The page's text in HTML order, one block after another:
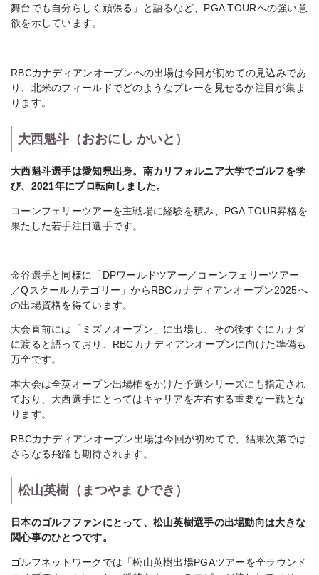
舞台でも自分らしく頑張る」と語るなど、PGA TOURへの強い意
欲を示しています。
RBCカナディアンオープンへの出場は今回が初めての見込みであ
り、北米のフィールドでどのようなプレーを見せるか注目が集ま
ります。
大西魁斗（おおにし かいと）
大西魁斗選手は愛知県出身。南カリフォルニア大学でゴルフを学
び、2021年にプロ転向しました。
コーンフェリーツアーを主戦場に経験を積み、PGA TOUR昇格を
果たした若手注目選手です。
金谷選手と同様に「DPワールドツアー／コーンフェリーツアー
／Qスクールカテゴリー」からRBCカナディアンオープン2025へ
の出場資格を得ています。
大会直前には「ミズノオープン」に出場し、その後すぐにカナダ
に渡ると語っており、RBCカナディアンオープンに向けた準備も
万全です。
本大会は全英オープン出場権をかけた予選シリーズにも指定され
ており、大西選手にとってはキャリアを左右する重要な一戦とな
ります。
RBCカナディアンオープン出場は今回が初めてで、結果次第では
さらなる飛躍も期待されます。
松山英樹（まつやま ひでき）
日本のゴルフファンにとって、松山英樹選手の出場動向は大きな
関心事のひとつです。
ゴルフネットワークでは「松山英樹出場PGAツアーを全ラウンド